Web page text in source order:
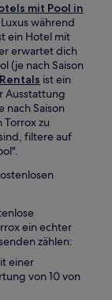
mit Pool in
während
ein Hotel mit
erwartet dich
(je nach Saison
ist ein
Ausstattung
nach Saison
zu
filtere auf
ein echter
zählen:
einer
von 10 von